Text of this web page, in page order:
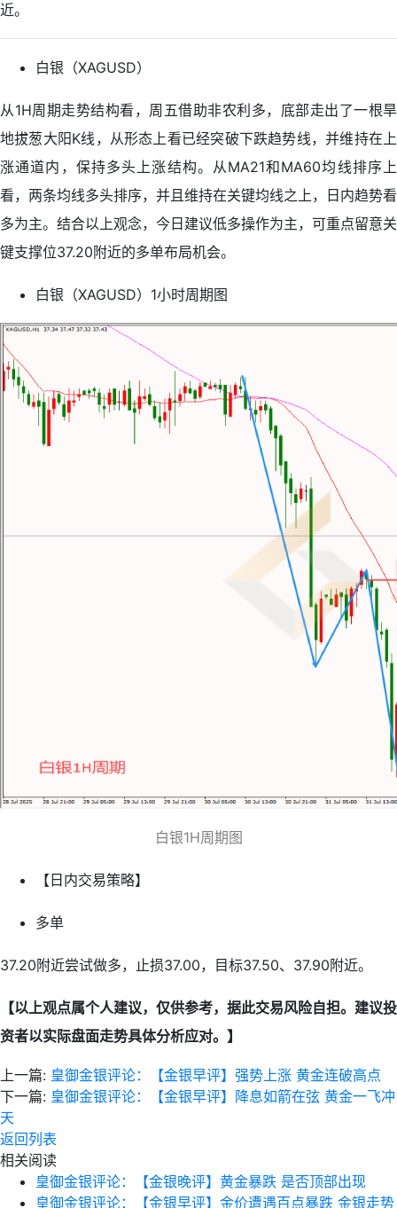
近。
白银（XAGUSD）
从1H周期走势结构看，周五借助非农利多，底部走出了一根旱
地拔葱大阳K线，从形态上看已经突破下跌趋势线，并维持在上
涨通道内，保持多头上涨结构。从MA21和MA60均线排序上
看，两条均线多头排序，并且维持在关键均线之上，日内趋势看
多为主。结合以上观念，今日建议低多操作为主，可重点留意关
键支撑位37.20附近的多单布局机会。
白银（XAGUSD）1小时周期图
白银1H周期图
【日内交易策略】
多单
37.20附近尝试做多，止损37.00，目标37.50、37.90附近。
【以上观点属个人建议，仅供参考，据此交易风险自担。建议投
资者以实际盘面走势具体分析应对。】
上一篇: 皇御金银评论：【金银早评】强势上涨 黄金连破高点
下一篇: 皇御金银评论：【金银早评】降息如箭在弦 黄金一飞冲
天
返回列表
相关阅读
皇御金银评论：【金银晚评】黄金暴跌 是否顶部出现
皇御金银评论：【金银早评】金价遭遇百点暴跌 金银走势